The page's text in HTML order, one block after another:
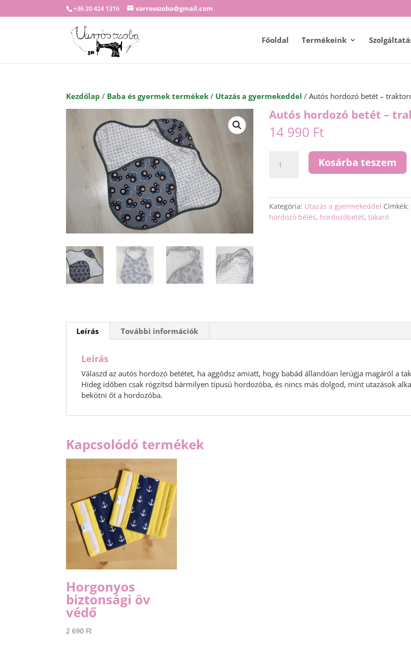
+36 20 424 1316 varrosszoba@gmail.com
Főoldal Termékeink
Kezdőlap / Baba és gyermek termékek / Utazás a gyermekeddel / Autós hordozó betét –
Autós hordozó betét –
14 990 Ft
hordozó
traktoros
mennyiség
Kosárba teszem
Kategória: Utazás a gyermekeddel Címkék:
hordozó bélés, hordozóbetét,takaró
Leírás További információk
Leírás
Válaszd az autós hordozó betétet, ha aggódsz amiatt, hogy babád állandóan lerúgja magáról a
Hideg időben csak rögzítsd bármilyen típusú hordozóba, és nincs más dolgod, mint utazások
bekötni őt a hordozóba.
Kapcsolódó termékek
Horgonyos
biztonsági öv
védő
2 690 Ft